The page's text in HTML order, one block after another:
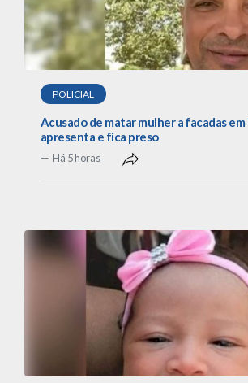
POLICIAL
Acusado de matar mulher a facadas em
apresenta e fica preso
Há 5 horas